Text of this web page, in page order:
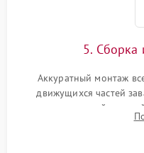
5. Сборка
Аккуратный монтаж
движущихся частей
силиконовой
декальцинации и